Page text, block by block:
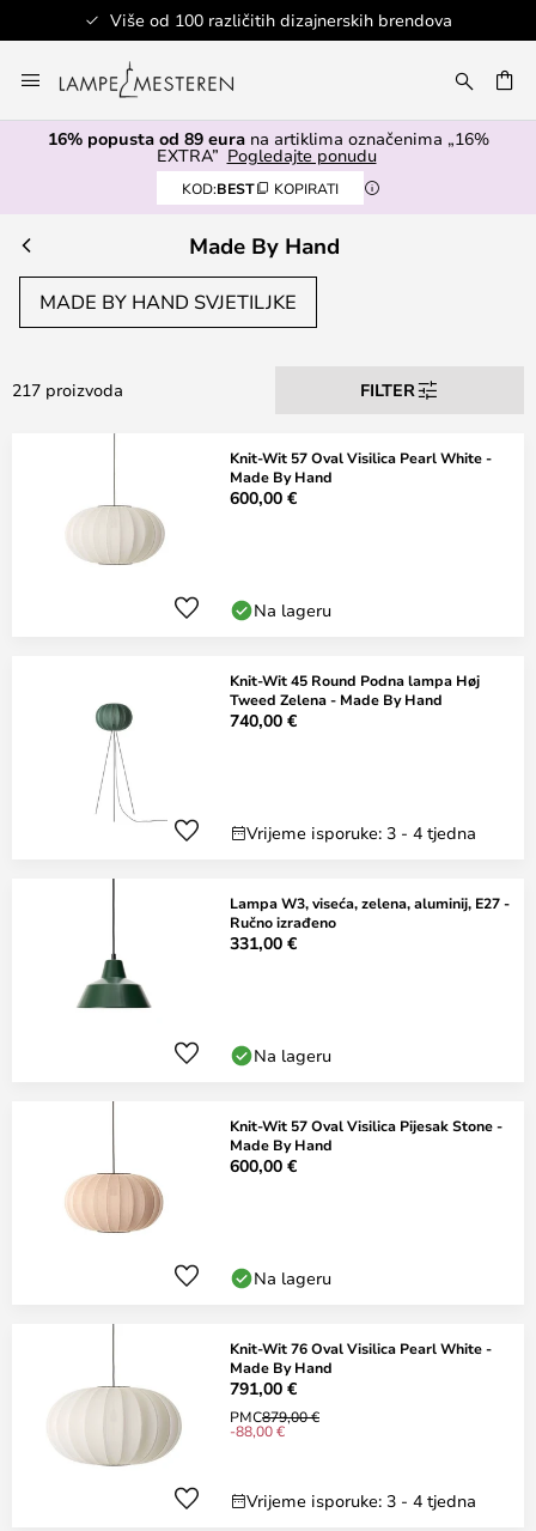
Više od 100 različitih dizajnerskih brendova
to
Content
16% popusta od 89 eurana artiklima označenima „16%
EXTRA” Pogledajte ponudu
KOD:BEST KOPIRATI
Made By Hand
MADE BY HAND SVJETILJKE
217 proizvoda FILTER
Knit-Wit 57 Oval Visilica Pearl White -
Made By Hand
600,00 €
Na lageru
Knit-Wit 45 Round Podna lampa Høj
Tweed Zelena - Made By Hand
740,00 €
Vrijeme isporuke: 3 - 4 tjedna
Lampa W3, viseća, zelena, aluminij, E27 -
Ručno izrađeno
331,00 €
Na lageru
Knit-Wit 57 Oval Visilica Pijesak Stone -
Made By Hand
600,00 €
Na lageru
Knit-Wit 76 Oval Visilica Pearl White -
Made By Hand
791,00 €
PMC879,00 €
-88,00 €
Vrijeme isporuke: 3 - 4 tjedna